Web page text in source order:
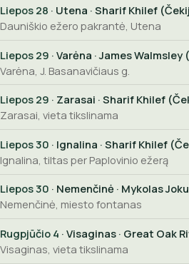
Liepos 28 · Utena · Sharif Khilef
Dauniškio ežero pakrantė, Utena
Liepos 29 · Varėna · James
Varėna, J. Basanavičiaus g.
Liepos 29 · Zarasai · Sharif Khilef
Zarasai, vieta tikslinama
Liepos 30 · Ignalina · Sharif Khilef
Ignalina, tiltas per Paplovinio ežerą
Liepos 30 · Nemenčinė · Mykolas
Nemenčinė, miesto fontanas
Rugpjūčio 4 · Visaginas · Great Oak
Visaginas, vieta tikslinama